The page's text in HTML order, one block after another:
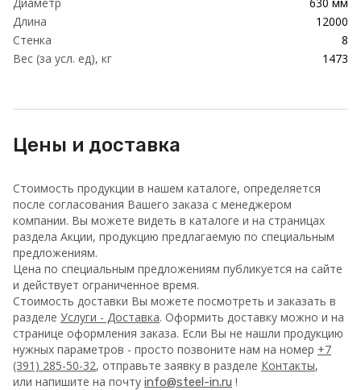
Длина
12000
Стенка
8
Вес (за усл. ед), кг
1473
Цены и доставка
Стоимость продукции в нашем каталоге, определяется
после согласования Вашего заказа с менеджером
компании. Вы можете видеть в каталоге и на страницах
раздела Акции, продукцию предлагаемую по специальным
предложениям.
Цена по специальным предложениям публикуется на сайте
и действует ограниченное время.
Стоимость доставки Вы можете посмотреть и заказать в
разделе Услуги - Доставка. Оформить доставку можно и на
странице оформления заказа. Если Вы не нашли продукцию
нужных параметров - просто позвоните нам на номер +7
(391) 285-50-32, отправьте заявку в разделе Контакты,
или напишите на почту info@steel-in.ru !